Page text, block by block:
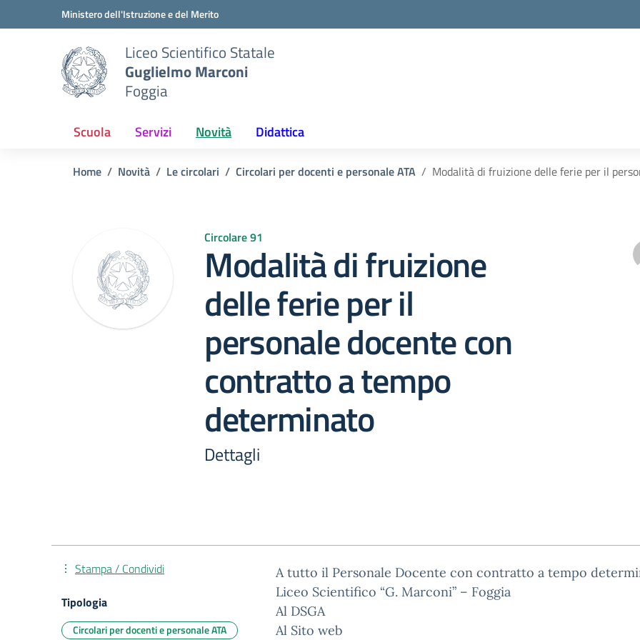
Vai ai contenuti
Vai al menu di navigazioneMinistero dell'Istruzione e del Merito
Liceo Scientifico Statale
Guglielmo Marconi
Foggia
Scuola Servizi Novità Didattica
Home Novità Le circolari Circolari per docenti e personale ATA Modalità di fruizione delle ferie per il
Circolare 91
Modalità di fruizione
delle ferie per il
personale docente con
contratto a tempo
determinato
Dettagli
A tutto il Personale Docente con contratto a tempo
Liceo Scientifico “G. Marconi” – Foggia
Al DSGA
Al Sito web
Stampa / Condividi
Tipologia
Circolari per docenti e personale ATA